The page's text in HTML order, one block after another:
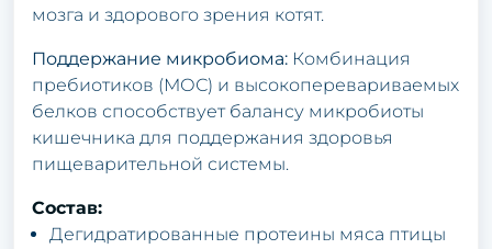
мозга и здорового зрения котят.
Поддержание микробиома: Комбинация
пребиотиков (МОС) и высокоперевариваемых
белков способствует балансу микробиоты
кишечника для поддержания здоровья
пищеварительной системы.
Состав:
Дегидратированные протеины мяса птицы